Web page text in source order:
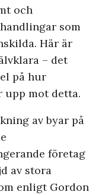
och
som
Här är
– det
på hur
upp mot detta.
av byar på
företag
av stora
enligt Gordon